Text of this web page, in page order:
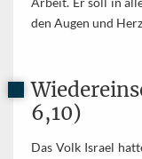
den Augen und
6,10)
Das Volk Israel